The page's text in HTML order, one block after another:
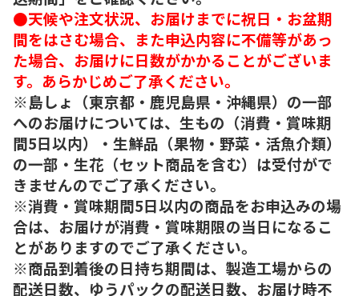
●天候や注文状況、お届けまでに祝日・お盆期
間をはさむ場合、また申込内容に不備等があっ
た場合、お届けに日数がかかることがございま
す。あらかじめご了承ください。
※島しょ（東京都・鹿児島県・沖縄県）の一部
へのお届けについては、生もの（消費・賞味期
間5日以内）・生鮮品（果物・野菜・活魚介類）
の一部・生花（セット商品を含む）は受付がで
きませんのでご了承ください。
※消費・賞味期間5日以内の商品をお申込みの場
合は、お届けが消費・賞味期限の当日になるこ
とがありますのでご了承ください。
※商品到着後の日持ち期間は、製造工場からの
配送日数、ゆうパックの配送日数、お届け時不